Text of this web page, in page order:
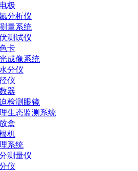
极
分析仪
量系统
测试仪
卡
成像系统
分仪
仪
器
检测眼镜
生态监测系统
盒
机
系统
测量仪
仪